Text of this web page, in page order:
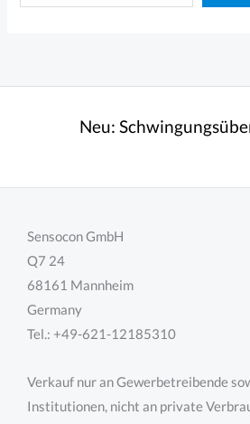
Neu:
Sensocon GmbH
Q7 24
68161 Mannheim
Germany
Tel.: +49-621-12185310
Verkauf nur an Gewerbetreibende
Institutionen, nicht an private